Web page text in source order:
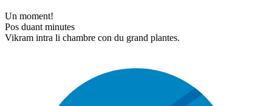
Un moment!
Pos duant minutes
Vikram intra li chambre con du grand plantes.